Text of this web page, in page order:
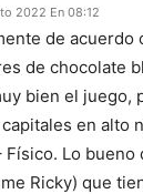
2022 En 08:12
de acuerdo
de chocolate
bien el juego,
en alto
Físico. Lo bueno
Ricky) que